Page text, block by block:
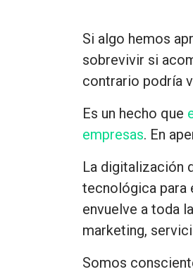
Si algo hemos
sobrevivir si
contrario podría
Es un hecho que
empresas. En
La digitalización
tecnológica para
envuelve a toda
marketing,
Somos